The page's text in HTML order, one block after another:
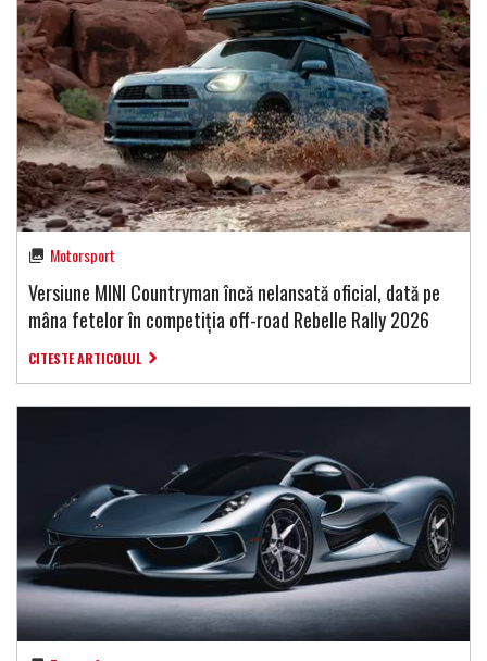
Motorsport
Versiune MINI Countryman încă nelansată oficial, dată pe
mâna fetelor în competiția off-road Rebelle Rally 2026
CITESTE ARTICOLUL